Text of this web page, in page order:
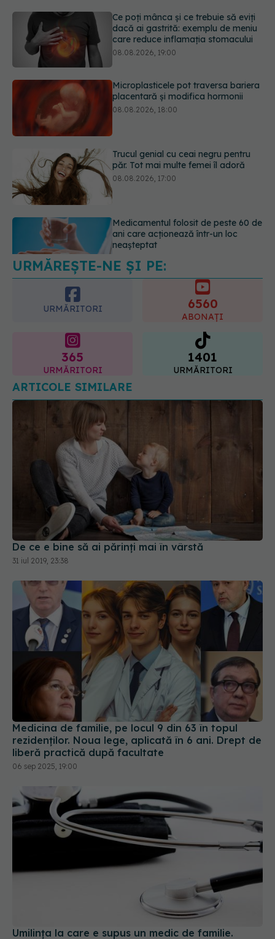
Microplasticele pot traversa bariera
placentară și modifica hormonii
08.08.2026, 18:00
Trucul genial cu ceai negru pentru
păr. Tot mai multe femei îl adoră
Medicamentul folosit de peste 60 de
ani care acționează într-un loc
neașteptat
Transpirații nocturne: semnul ignorat
care poate ascunde probleme
serioase de sănătate
08.08.2026, 20:00
URMĂREȘTE-NE ȘI PE:
URMĂRITORI
365 1401
ARTICOLE SIMILARE
De ce e bine să ai părinți mai în vârstă
31 iul 2019, 23:38
Medicina de familie, pe locul 9 din 63 în topul
rezidenților. Noua lege, aplicată în 6 ani. Drept de
liberă practică după facultate
06 sep 2025, 19:00
Umilința la care e supus un medic de familie.